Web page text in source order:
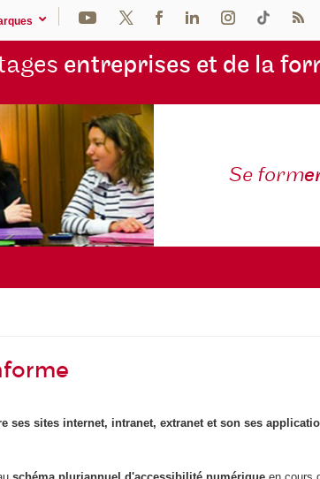
entreprises et de la
Se form
ses sites internet, intranet, extranet et son ses